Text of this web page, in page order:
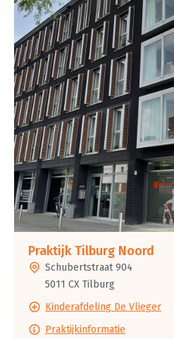
Praktijk Tilburg Noord
Schubertstraat 904
5011 CX Tilburg
Kinderafdeling De Vlieger
Praktijkinformatie